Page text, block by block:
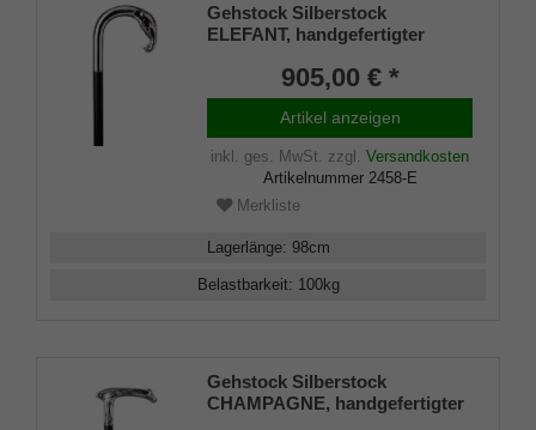
Gehstock Silberstock
ELEFANT, handgefertigter
925/1000 Sterling Silber mit
einem aufwendig
herausgearbeitetem
Elefantenkopf, aufgesetzt auf
einen Stock aus edlem
Makassar Ebenholz, inklusiv
Schlankpuffer.
905,00 € *
Artikel anzeigen
inkl. ges. MwSt. zzgl. Versandkosten
Artikelnummer 2458-E
Merkliste
Lagerlänge: 98cm
Belastbarkeit: 100kg
Gehstock Silberstock
CHAMPAGNE, handgefertigter